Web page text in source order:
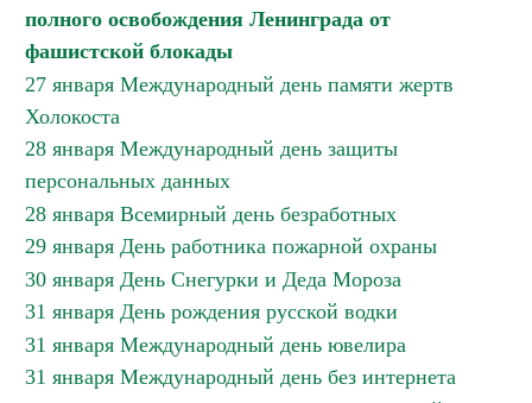
полного освобождения Ленинграда от
фашистской блокады
27 января Международный день памяти жертв
Холокоста
28 января Международный день защиты
персональных данных
28 января Всемирный день безработных
29 января День работника пожарной охраны
30 января День Снегурки и Деда Мороза
31 января День рождения русской водки
31 января Международный день ювелира
31 января Международный день без интернета